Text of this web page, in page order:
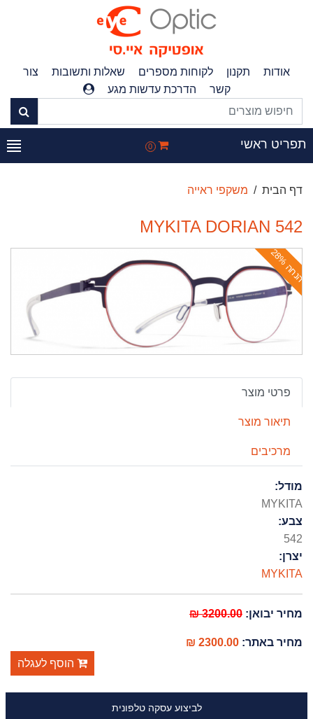
אודות תקנון לקוחות מספרים שאלות ותשובות
צור
קשר
הדרכת עדשות מגע
ראשי 0
דף הבית משקפי ראייה
MYKITA DORIAN 542
ה
נ
ח
ה
2
8
פרטי מוצר
תיאור מוצר
מרכיבים
מודל:
MYKITA
צבע:
542
יצרן:
MYKITA
מחיר יבואן:3200.00 ₪
מחיר באתר:2300.00 ₪
הוסף לעגלה
לביצוע עסקה טלפונית